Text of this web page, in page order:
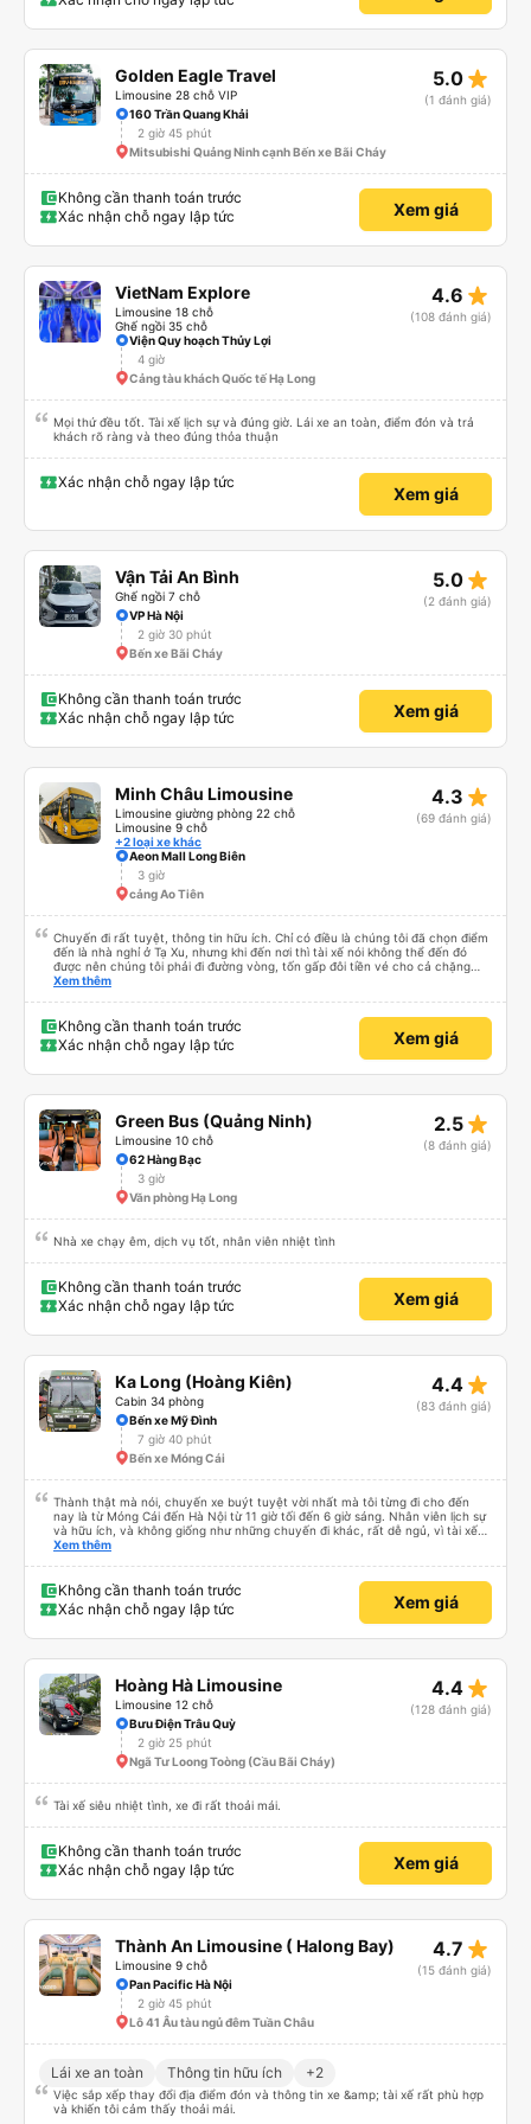
ăn khác nhau. Ghế ngồi rất thoải mái! Hãy nhớ rằng đôi khi chất lượng đường
những ghế dưới ngay trước những ghế này thoải mái hơn nhiều và chúng tôi
có thể sử dụng chúng vì chúng trống. Nhìn chung là một hành trình rất tốt :)
Golden Eagle Travel
Limousine 28 chỗ VIP
5.0 star_rate
(1 đánh giá)
160 Trần Quang Khải
2 giờ 45 phút
Mitsubishi Quảng Ninh cạnh Bến xe Bãi Cháy
Không cần thanh toán trước
Xác nhận chỗ ngay lập tức
Xem giá
VietNam Explore
Limousine 18 chỗ
Ghế ngồi 35 chỗ
4.6 star_rate
(108 đánh giá)
Viện Quy hoạch Thủy Lợi
4 giờ
Cảng tàu khách Quốc tế Hạ Long
Mọi thứ đều tốt. Tài xế lịch sự và đúng giờ. Lái xe an toàn, điểm đón và trả
khách rõ ràng và theo đúng thỏa thuận
Xác nhận chỗ ngay lập tức
Xem giá
Vận Tải An Bình
Ghế ngồi 7 chỗ
5.0 star_rate
(2 đánh giá)
VP Hà Nội
2 giờ 30 phút
Bến xe Bãi Cháy
Không cần thanh toán trước
Xác nhận chỗ ngay lập tức
Xem giá
Minh Châu Limousine
Limousine giường phòng 22 chỗ
Limousine 9 chỗ
+2 loại xe khác
4.3 star_rate
(69 đánh giá)
Aeon Mall Long Biên
3 giờ
cảng Ao Tiên
Chuyến đi rất tuyệt, thông tin hữu ích. Chỉ có điều là chúng tôi đã chọn điểm
đến là nhà nghỉ ở Tạ Xu, nhưng khi đến nơi thì tài xế nói không thể đến đó
được nên chúng tôi phải đi đường vòng, tốn gấp đôi tiền vé cho cả chặng
cuối của chuyến đi từ Hà Nội. Ngoài ra thì mọi thứ khác đều rất tốt.
Xem thêm
Không cần thanh toán trước
Xác nhận chỗ ngay lập tức
Xem giá
Green Bus (Quảng Ninh)
Limousine 10 chỗ
2.5 star_rate
(8 đánh giá)
62 Hàng Bạc
3 giờ
Văn phòng Hạ Long
Nhà xe chạy êm, dịch vụ tốt, nhân viên nhiệt tình
Không cần thanh toán trước
Xác nhận chỗ ngay lập tức
Xem giá
Ka Long (Hoàng Kiên)
Cabin 34 phòng
4.4 star_rate
(83 đánh giá)
Bến xe Mỹ Đình
7 giờ 40 phút
Bến xe Móng Cái
Thành thật mà nói, chuyến xe buýt tuyệt vời nhất mà tôi từng đi cho đến
nay là từ Móng Cái đến Hà Nội từ 11 giờ tối đến 6 giờ sáng. Nhân viên lịch sự
và hữu ích, và không giống như những chuyến đi khác, rất dễ ngủ, vì tài xế
không liên tục bóp còi. Tôi thức dậy lúc 4:30 sáng để kịp đi vệ sinh, và các
giày và ba lô của mình. Cổng USB hoạt động và với gói cước 8 gb/ngày của
Viettel, tôi có rất nhiều thứ để giải trí. Nước được cung cấp và điểm trừ thực
sự duy nhất là một bà cô ồn ào đang nói chuyện điện thoại. (không có nhiều
Xem thêm
Không cần thanh toán trước
Xác nhận chỗ ngay lập tức
Xem giá
Hoàng Hà Limousine
Limousine 12 chỗ
4.4 star_rate
(128 đánh giá)
Bưu Điện Trâu Quỳ
2 giờ 25 phút
Ngã Tư Loong Toòng (Cầu Bãi Cháy)
Tài xế siêu nhiệt tình, xe đi rất thoải mái.
Không cần thanh toán trước
Xác nhận chỗ ngay lập tức
Xem giá
Thành An Limousine ( Halong Bay)
Limousine 9 chỗ
4.7 star_rate
(15 đánh giá)
Pan Pacific Hà Nội
2 giờ 45 phút
Lô 41 Âu tàu ngủ đêm Tuần Châu
Lái xe an toàn Thông tin hữu ích +2
Việc sắp xếp thay đổi địa điểm đón và thông tin xe &amp; tài xế rất phù hợp
và khiến tôi cảm thấy thoải mái.